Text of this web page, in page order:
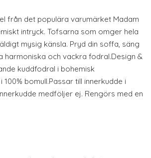
från det populära varumärket Madam
intryck. Tofsarna som omger hela
mysig känsla. Pryd din soffa, säng
harmoniska och vackra fodral.Design &
kuddfodral i bohemisk
bomull.Passar till innerkudde i
medföljer ej. Rengörs med en